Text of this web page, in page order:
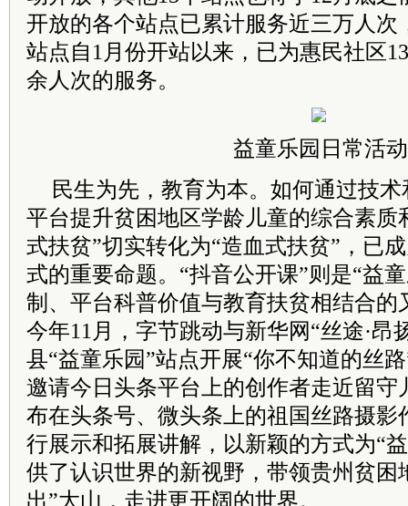
开放的各个站点已累计服务近三万人次
站点自1月份开站以来，已为惠民社区
余人次的服务。
益童乐园日常活
民生为先，教育为本。如何通过技
平台提升贫困地区学龄儿童的综合素质
式扶贫”切实转化为“造血式扶贫”，已
式的重要命题。“抖音公开课”则是“益
制、平台科普价值与教育扶贫相结合的
今年11月，字节跳动与新华网“丝途·昂
县“益童乐园”站点开展“你不知道的丝
邀请今日头条平台上的创作者走近留守
布在头条号、微头条上的祖国丝路摄影
行展示和拓展讲解，以新颖的方式为“
供了认识世界的新视野，带领贵州贫困
出”大山，走进更开阔的世界。